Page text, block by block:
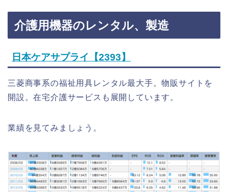
介護用機器のレンタル、製造
日本ケアサプライ【2393】
三菱商事系の福祉用具レンタル最大手。物販サイトを
開設。在宅介護サービスも展開しています。
業績を見てみましょう。